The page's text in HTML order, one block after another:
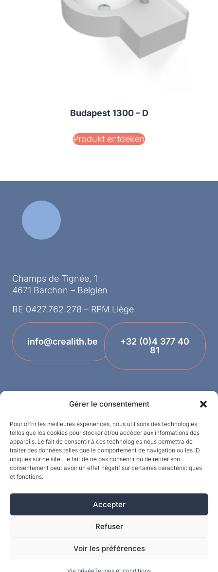
Gérer le consentement
Pour offrir les meilleures expériences, nous utilisons des technologies
telles que les cookies pour stocker et/ou accéder aux informations des
appareils. Le fait de consentir à ces technologies nous permettra de
traiter des données telles que le comportement de navigation ou les ID
uniques sur ce site. Le fait de ne pas consentir ou de retirer son
consentement peut avoir un effet négatif sur certaines caractéristiques
et fonctions.
Accepter
Refuser
Voir les préférences
Budapest 1300 – D
Produkt entdeken
Champs de Tignée, 1
4671 Barchon – Belgien
BE 0427.762.278 – RPM Liège
info@crealith.be
+32 (0)4 377 40
81
©MPI 2026 – Crealith ist eine eingetragene
Marke von Mineral Products International S.A. –
Alle Rechte vorbehalten.
Designed by